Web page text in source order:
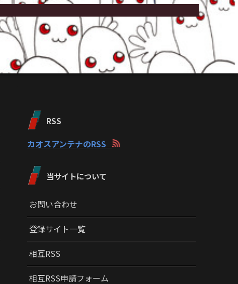
RSS
カオスアンテナのRSS
当サイトについて
お問い合わせ
登録サイト一覧
相互RSS
相互RSS申請フォーム